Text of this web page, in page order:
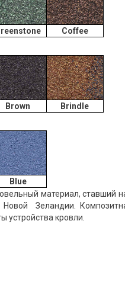
Coffee
Brown Brindle
Blue
материал, ставший
Зеландии.
устройства кровли.